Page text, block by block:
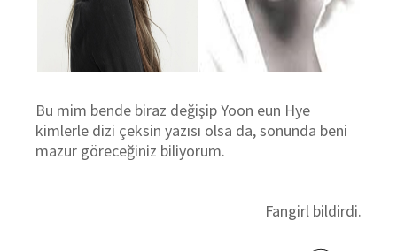
Bu mim bende biraz değişip Yoon eun Hye
kimlerle dizi çeksin yazısı olsa da, sonunda beni
mazur göreceğiniz biliyorum.
Fangirl bildirdi.